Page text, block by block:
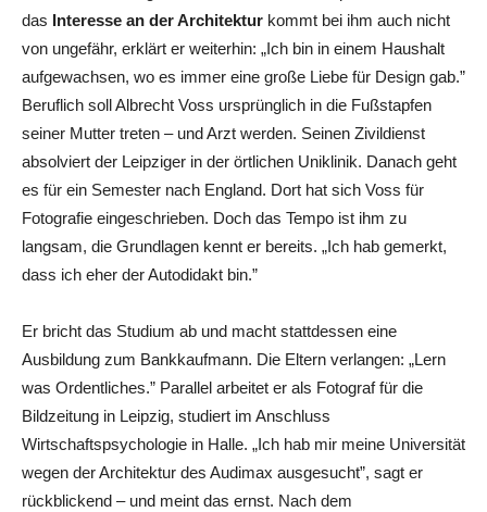
das Interesse an der Architektur kommt bei ihm auch nicht
von ungefähr, erklärt er weiterhin: „Ich bin in einem Haushalt
aufgewachsen, wo es immer eine große Liebe für Design gab.”
Beruflich soll Albrecht Voss ursprünglich in die Fußstapfen
seiner Mutter treten – und Arzt werden. Seinen Zivildienst
absolviert der Leipziger in der örtlichen Uniklinik. Danach geht
es für ein Semester nach England. Dort hat sich Voss für
Fotografie eingeschrieben. Doch das Tempo ist ihm zu
langsam, die Grundlagen kennt er bereits. „Ich hab gemerkt,
dass ich eher der Autodidakt bin.”
Er bricht das Studium ab und macht stattdessen eine
Ausbildung zum Bankkaufmann. Die Eltern verlangen: „Lern
was Ordentliches.” Parallel arbeitet er als Fotograf für die
Bildzeitung in Leipzig, studiert im Anschluss
Wirtschaftspsychologie in Halle. „Ich hab mir meine Universität
wegen der Architektur des Audimax ausgesucht”, sagt er
rückblickend – und meint das ernst. Nach dem